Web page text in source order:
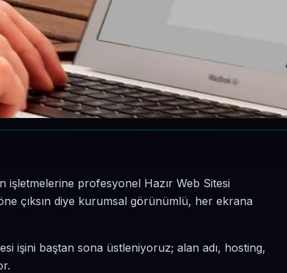
profesyonel Hazır Web Sitesi
çıksın diye kurumsal görünümlü, her ekrana
işini baştan sona üstleniyoruz; alan adı, hosting,